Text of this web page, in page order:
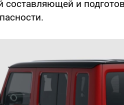
составляющей и